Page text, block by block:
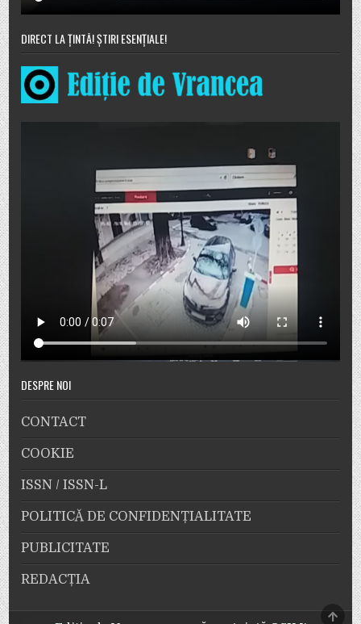
DIRECT LA ȚINTĂ! ȘTIRI ESENȚIALE!
DESPRE NOI
CONTACT
COOKIE
ISSN / ISSN-L
POLITICĂ DE CONFIDENȚIALITATE
PUBLICITATE
REDACȚIA